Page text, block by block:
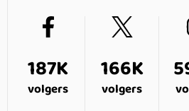
187K
volgers
166K
volgers